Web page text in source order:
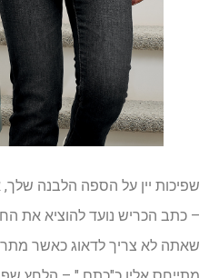
שפיכות יין על הספה הלבנה
– כתב הכריש נועד להוציא את
שאתה לא צריך לדאוג כאשר